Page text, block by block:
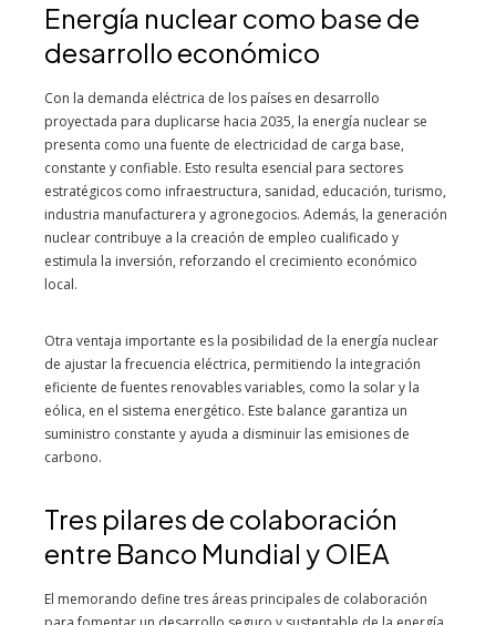
Energía nuclear como base de
desarrollo económico
Con la demanda eléctrica de los países en desarrollo
proyectada para duplicarse hacia 2035, la energía nuclear se
presenta como una fuente de electricidad de carga base,
constante y confiable. Esto resulta esencial para sectores
estratégicos como infraestructura, sanidad, educación, turismo,
industria manufacturera y agronegocios. Además, la generación
nuclear contribuye a la creación de empleo cualificado y
estimula la inversión, reforzando el crecimiento económico
local.
Otra ventaja importante es la posibilidad de la energía nuclear
de ajustar la frecuencia eléctrica, permitiendo la integración
eficiente de fuentes renovables variables, como la solar y la
eólica, en el sistema energético. Este balance garantiza un
suministro constante y ayuda a disminuir las emisiones de
carbono.
Tres pilares de colaboración
entre Banco Mundial y OIEA
El memorando define tres áreas principales de colaboración